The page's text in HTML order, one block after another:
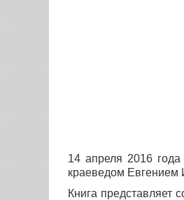
14 апреля 2016 года
краеведом Евгением
Книга представляет